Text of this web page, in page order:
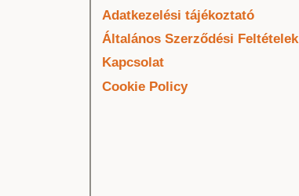
Adatkezelési tájékoztató
Általános Szerződési Feltételek
Kapcsolat
Cookie Policy